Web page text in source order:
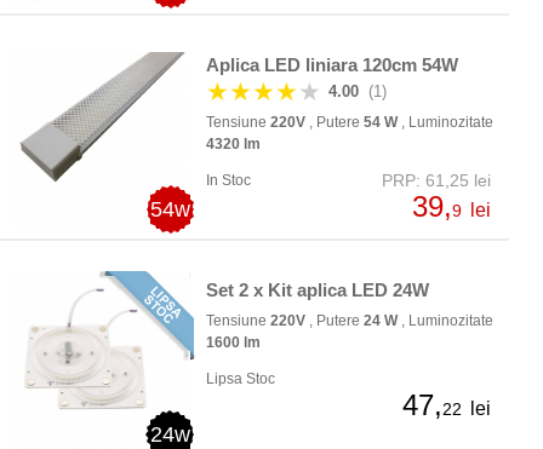
54w
Aplica LED liniara 120cm 54W
★★★★★ 4.00 (1)
Tensiune 220V , Putere 54 W, Luminozitate
4320 lm
In Stoc PRP: 61,25 lei
39,9 lei
24w
Set 2 x Kit aplica LED 24W
Tensiune 220V , Putere 24 W, Luminozitate
1600 lm
Lipsa Stoc
47,22 lei